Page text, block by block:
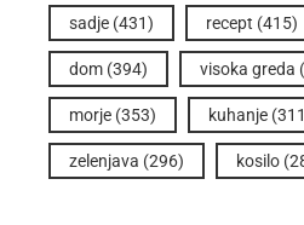
sadje (431) recept (415)
dom (394) visoka greda
morje (353) kuhanje
zelenjava (296) kosilo